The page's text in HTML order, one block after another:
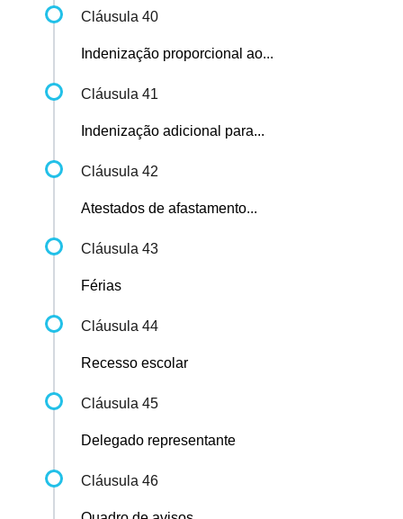
Cláusula 40
Indenização proporcional ao...
Cláusula 41
Indenização adicional para...
Cláusula 42
Atestados de afastamento...
Cláusula 43
Férias
Cláusula 44
Recesso escolar
Cláusula 45
Delegado representante
Cláusula 46